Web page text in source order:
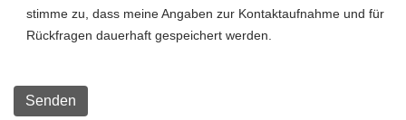
stimme zu, dass meine Angaben zur Kontaktaufnahme und für
Rückfragen dauerhaft gespeichert werden.